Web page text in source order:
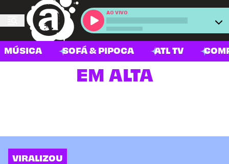
AO VIVO
MÚSICA SOFÁ & PIPOCA ATL TV
EM ALTA
VIRALIZOU